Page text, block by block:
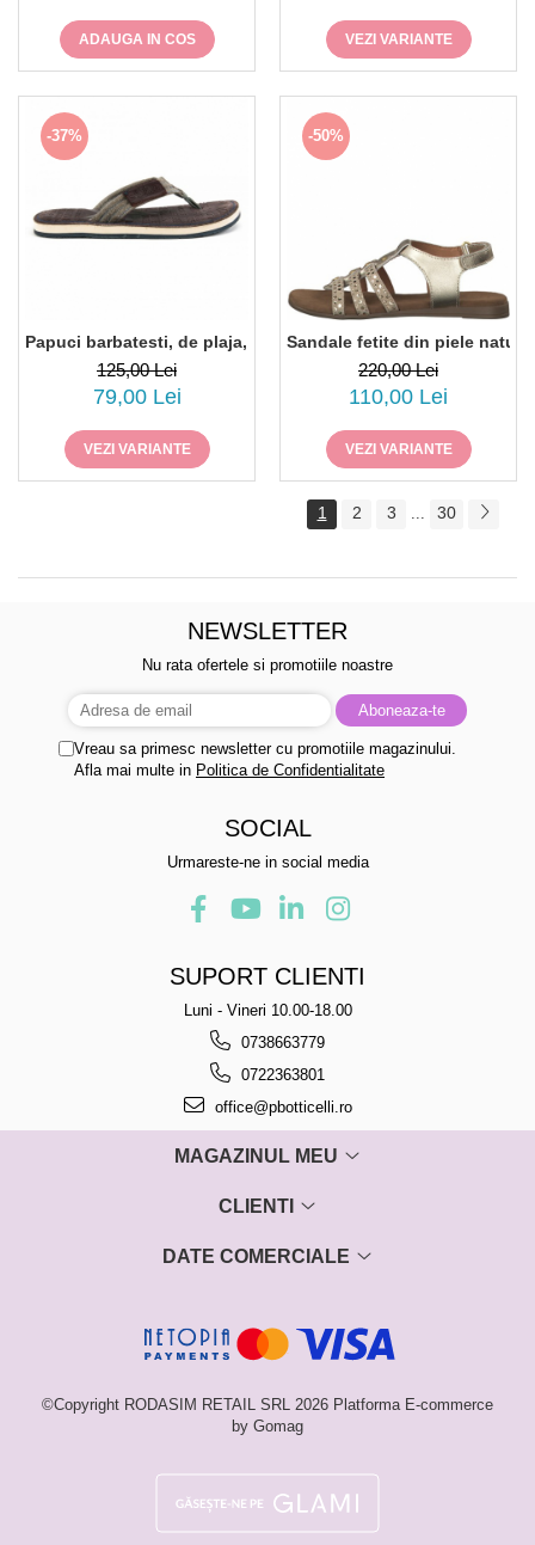
ADAUGA IN COS VEZI VARIANTE
-37%
Papuci barbatesti, de plaja, S. Oliver 17201
125,00 Lei
79,00 Lei
VEZI VARIANTE
-50%
Sandale fetite din piele
220,00 Lei
110,00 Lei
VEZI VARIANTE
1 2 3 ... 30
NEWSLETTER
Nu rata ofertele si promotiile noastre
Vreau sa primesc newsletter cu promotiile magazinului.
Afla mai multe in Politica de Confidentialitate
SOCIAL
Urmareste-ne in social media
SUPORT CLIENTI
Luni - Vineri 10.00-18.00
0738663779
0722363801
office@pbotticelli.ro
MAGAZINUL MEU
CLIENTI
DATE COMERCIALE
©Copyright RODASIM RETAIL SRL 2026 Platforma E-commerce
by Gomag